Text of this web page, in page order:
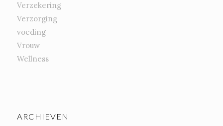
Verzekering
Verzorging
voeding
Vrouw
Wellness
ARCHIEVEN